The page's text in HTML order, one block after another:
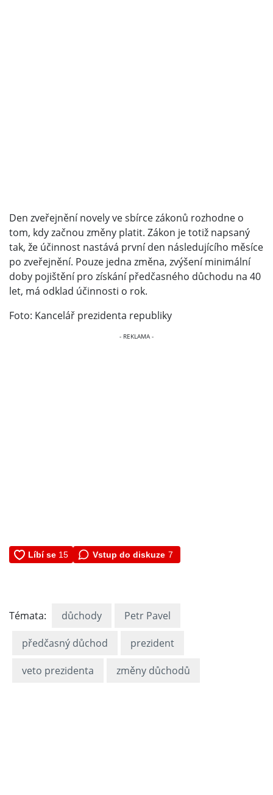
Den zveřejnění novely ve sbírce zákonů rozhodne o
tom, kdy začnou změny platit. Zákon je totiž napsaný
tak, že účinnost nastává první den následujícího měsíce
po zveřejnění. Pouze jedna změna, zvýšení minimální
doby pojištění pro získání předčasného důchodu na 40
let, má odklad účinnosti o rok.
Foto: Kancelář prezidenta republiky
Vstup do diskuze 7
Témata: důchody Petr Pavel
předčasný důchod prezident
veto prezidenta změny důchodů